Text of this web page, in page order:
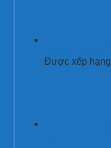
Được xếp hạng